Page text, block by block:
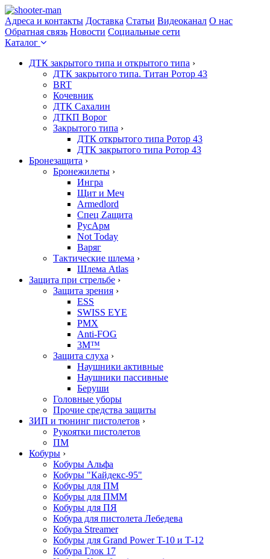
Адреса и контакты Доставка Статьи Видеоканал О нас
Обратная связь Новости Социальные сети
Каталог
ДТК закрытого типа и открытого типа ›
ДТК закрытого типа. Титан Ротор 43
BRT
Кочевник
ДТК Сахалин
ДТКП Ворог
Закрытого типа ›
ДТК открытого типа Ротор 43
ДТК закрытого типа Ротор 43
Бронезащита ›
Бронежилеты ›
Ингра
Щит и Меч
Armedlord
Спец Zащита
РусАрм
Not Today
Варяг
Тактические шлема ›
Шлема Atlas
Защита при стрельбе ›
Защита зрения ›
ESS
SWISS EYE
PMX
Anti-FOG
3M™
Защита слуха ›
Наушники активные
Наушники пассивные
Беруши
Головные уборы
Прочие средства защиты
ЗИП и тюнинг пистолетов ›
Рукоятки пистолетов
ПМ
Кобуры ›
Кобуры Альфа
Кобуры "Кайдекс-95"
Кобуры для ПМ
Кобуры для ПММ
Кобуры для ПЯ
Кобура для пистолета Лебедева
Кобура Streamer
Кобуры для Grand Power T-10 и Т-12
Кобура Глок 17